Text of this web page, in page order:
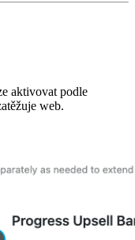
aktivovat podle
web.